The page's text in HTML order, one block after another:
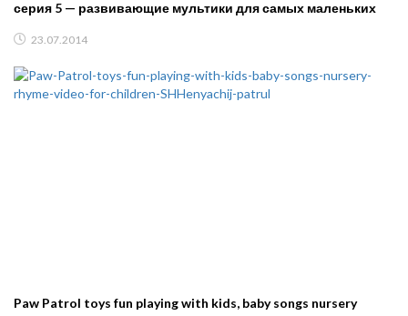
серия 5 — развивающие мультики для самых маленьких
23.07.2014
Paw Patrol toys fun playing with kids, baby songs nursery